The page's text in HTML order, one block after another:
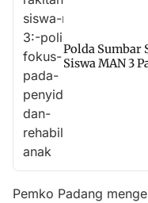
Polda Sumbar
Siswa MAN 3
Pemko Padang